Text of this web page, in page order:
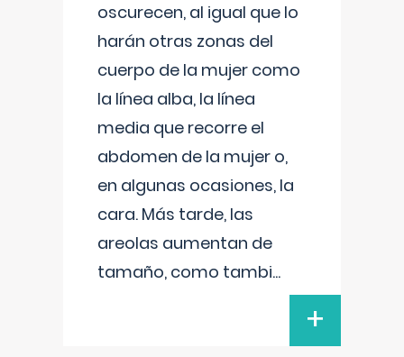
oscurecen, al igual que lo
harán otras zonas del
cuerpo de la mujer como
la línea alba, la línea
media que recorre el
abdomen de la mujer o,
en algunas ocasiones, la
cara. Más tarde, las
areolas aumentan de
tamaño, como tambi...
+